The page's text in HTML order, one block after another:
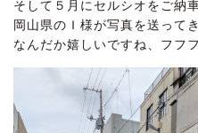
そして５月にセルシオをご納
岡山県のＩ様が写真を送って
なんだか嬉しいですね、フフフ